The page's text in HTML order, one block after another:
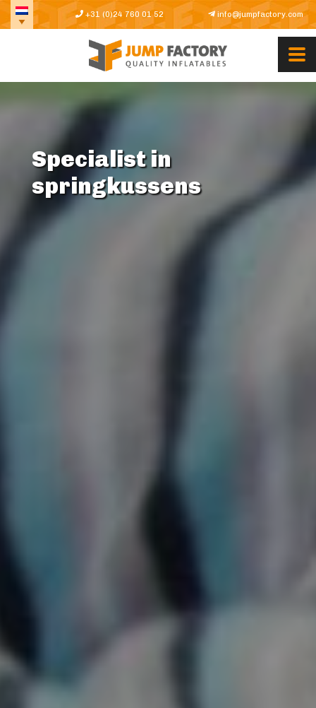
+31 (0)24 760 01 52 info@jumpfactory.com
Specialist in
springkussens